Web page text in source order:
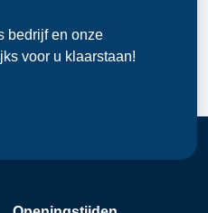
bedrijf en onze
voor u klaarstaan!